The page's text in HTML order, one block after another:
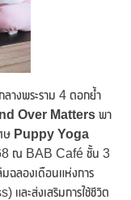
ลางพระราม 4 ตอกย้ำ
Over Matters พา
ษ Puppy Yoga
ณ BAB Café ชั้น 3
ฉลองเดือนแห่งการ
ละส่งเสริมการใช้ชีวิต